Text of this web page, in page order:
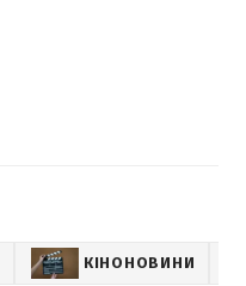
КІНОНОВИНИ